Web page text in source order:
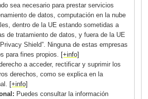
sea necesario para prestar servicios
de datos, computación en la nube
dentro de la UE estando sometidas a
de tratamiento de datos, y fuera de la UE
Shield”. Ninguna de estas empresas
para fines propios. [+info]
a acceder, rectificar y suprimir los
derechos, como se explica en la
[+info]
Puedes consultar la información